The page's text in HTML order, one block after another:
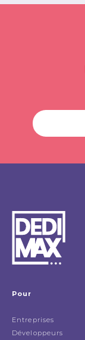
Pour
Entreprises
Développeurs